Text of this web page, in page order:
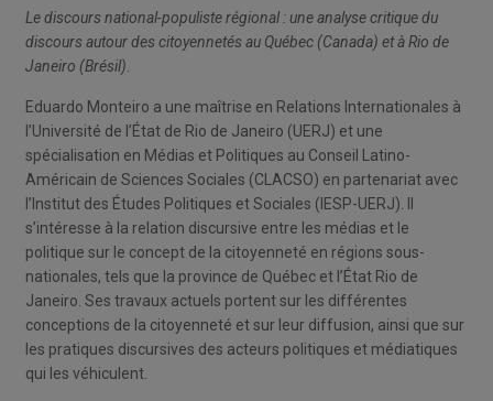
Le discours national-populiste régional : une analyse critique du
discours autour des citoyennetés au Québec (Canada) et à Rio de
Janeiro (Brésil)
Eduardo Monteiro a une maîtrise en Relations Internationales à
l’Université de l’État de Rio de Janeiro (UERJ) et une
spécialisation en Médias et Politiques au Conseil Latino-
Américain de Sciences Sociales (CLACSO) en partenariat avec
l’Institut des Études Politiques et Sociales (IESP-UERJ). Il
s’intéresse à la relation discursive entre les médias et le
politique sur le concept de la citoyenneté en régions sous-
nationales, tels que la province de Québec et l’État Rio de
Janeiro. Ses travaux actuels portent sur les différentes
conceptions de la citoyenneté et sur leur diffusion, ainsi que sur
les pratiques discursives des acteurs politiques et médiatiques
qui les véhiculent.